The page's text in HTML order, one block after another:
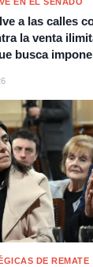
EN EL SENADO
a las calles
la venta
busca
DE REMATE